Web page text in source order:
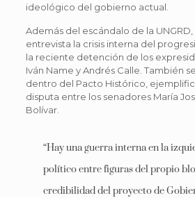
ideológico del gobierno actual.
Además del escándalo de la UNGRD,
entrevista la crisis interna del
la reciente detención de los
Iván Name y Andrés Calle. También
dentro del Pacto Histórico,
disputa entre los senadores María
Bolívar.
“Hay una guerra interna en la
político entre figuras del propio
credibilidad del proyecto de